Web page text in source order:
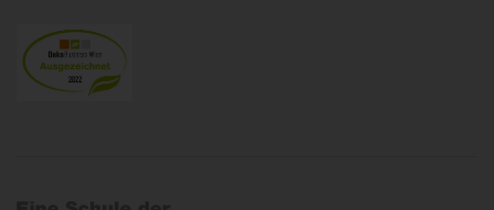
Karlsplatz 14/1 1040 Wien
[Auf Karte anzeigen